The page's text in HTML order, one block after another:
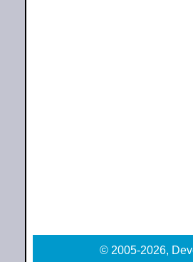
© 2005-2026,